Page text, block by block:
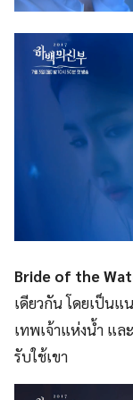
Bride of the
เดียวกัน โดยเป็นแ
เทพเจ้าแห่งน้ำ แ
รับใช้เขา